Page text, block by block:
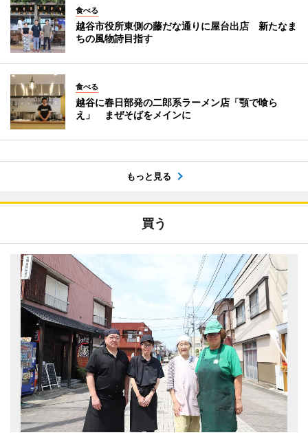
食べる
越谷市役所東側の藤だな通りに屋台出店 新たなま
ちの風物詩目指す
食べる
越谷に春日部発の二郎系ラーメン店「顎で喰ら
え」 まぜそばをメインに
もっと見る
買う